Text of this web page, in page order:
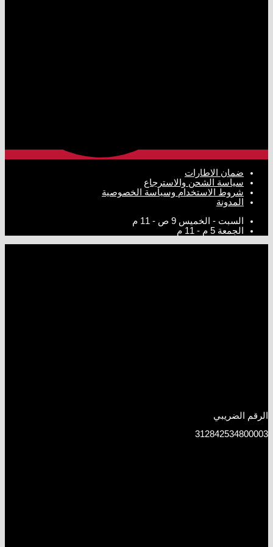
ضمان الاطارات
سياسة الشحن والاسترجاع
شروط الاستخدام وسياسة الخصوصية
المدونة
السبت - الخميس 9 ص - 11 م
الجمعة 5 م - 11 م
الرقم الضريبي
312842534800003